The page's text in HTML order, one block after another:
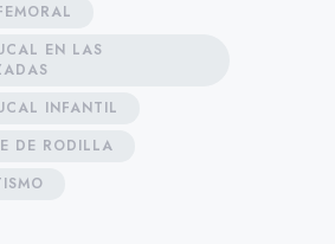
EN LAS
INFANTIL
DE RODILLA